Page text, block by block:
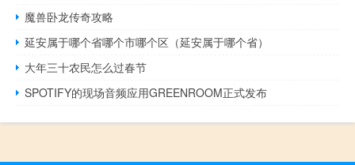
魔兽卧龙传奇攻略
延安属于哪个省哪个市哪个区（延安属于哪个省）
大年三十农民怎么过春节
SPOTIFY的现场音频应用GREENROOM正式发布